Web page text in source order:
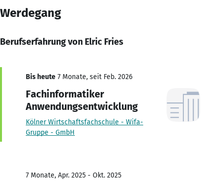
Werdegang
Berufserfahrung von Elric Fries
Bis heute 7 Monate, seit Feb. 2026
Fachinformatiker
Anwendungsentwicklung
Kölner Wirtschaftsfachschule - Wifa-
Gruppe - GmbH
7 Monate, Apr. 2025 - Okt. 2025